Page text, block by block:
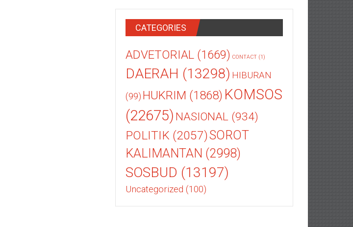
CATEGORIES
ADVETORIAL (1669) CONTACT (1)
DAERAH (13298) HIBURAN
(99) HUKRIM (1868) KOMSOS
(22675) NASIONAL (934)
POLITIK (2057)SOROT
KALIMANTAN (2998)
SOSBUD (13197)
Uncategorized (100)